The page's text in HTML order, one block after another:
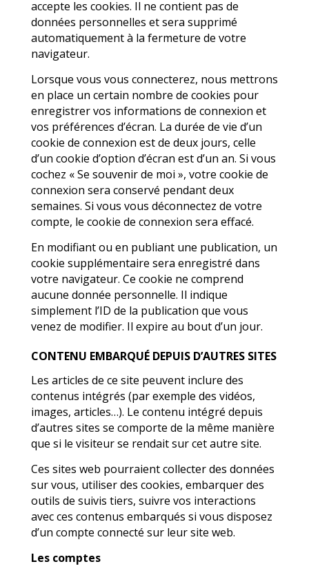
accepte les cookies. Il ne contient pas de
données personnelles et sera supprimé
automatiquement à la fermeture de votre
navigateur.
Lorsque vous vous connecterez, nous mettrons
en place un certain nombre de cookies pour
enregistrer vos informations de connexion et
vos préférences d’écran. La durée de vie d’un
cookie de connexion est de deux jours, celle
d’un cookie d’option d’écran est d’un an. Si vous
cochez « Se souvenir de moi », votre cookie de
connexion sera conservé pendant deux
semaines. Si vous vous déconnectez de votre
compte, le cookie de connexion sera effacé.
En modifiant ou en publiant une publication, un
cookie supplémentaire sera enregistré dans
votre navigateur. Ce cookie ne comprend
aucune donnée personnelle. Il indique
simplement l’ID de la publication que vous
venez de modifier. Il expire au bout d’un jour.
CONTENU EMBARQUÉ DEPUIS D’AUTRES SITES
Les articles de ce site peuvent inclure des
contenus intégrés (par exemple des vidéos,
images, articles…). Le contenu intégré depuis
d’autres sites se comporte de la même manière
que si le visiteur se rendait sur cet autre site.
Ces sites web pourraient collecter des données
sur vous, utiliser des cookies, embarquer des
outils de suivis tiers, suivre vos interactions
avec ces contenus embarqués si vous disposez
d’un compte connecté sur leur site web.
Les comptes